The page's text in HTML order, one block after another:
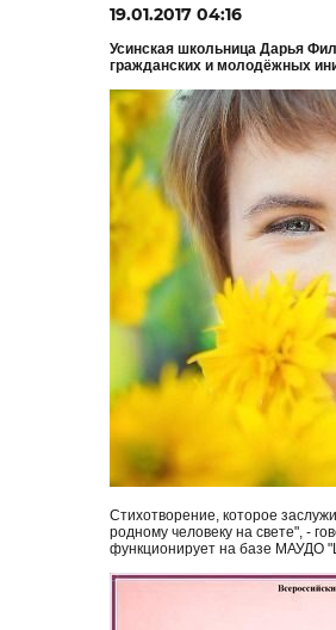
19.01.2017 04:16
Усинская школьница Дарья
гражданских и молодёжных
Стихотворение, которое
родному человеку на свете", -
функционирует на базе МАУДО